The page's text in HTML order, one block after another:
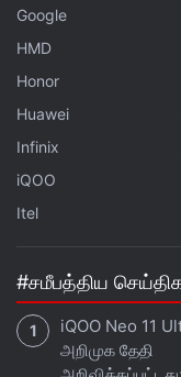
புதுப்புது தொழில்நுட்ப
பற்றிய விமர்சனங்கள்
பேஸ்புக்
மற்றும்
Google
HMD
Honor
Huawei
Infinix
iQOO
Itel
#சமீபத்திய
iQOO Neo 11
அறிமுக தேதி